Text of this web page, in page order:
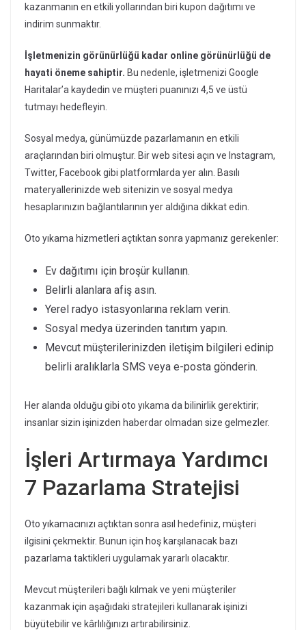
kazanmanın en etkili yollarından biri kupon dağıtımı ve
indirim sunmaktır.
İşletmenizin görünürlüğü kadar online görünürlüğü de
hayati öneme sahiptir. Bu nedenle, işletmenizi Google
Haritalar’a kaydedin ve müşteri puanınızı 4,5 ve üstü
tutmayı hedefleyin.
Sosyal medya, günümüzde pazarlamanın en etkili
araçlarından biri olmuştur. Bir web sitesi açın ve Instagram,
Twitter, Facebook gibi platformlarda yer alın. Basılı
materyallerinizde web sitenizin ve sosyal medya
hesaplarınızın bağlantılarının yer aldığına dikkat edin.
Oto yıkama hizmetleri açtıktan sonra yapmanız gerekenler:
Ev dağıtımı için broşür kullanın.
Belirli alanlara afiş asın.
Yerel radyo istasyonlarına reklam verin.
Sosyal medya üzerinden tanıtım yapın.
Mevcut müşterilerinizden iletişim bilgileri edinip
belirli aralıklarla SMS veya e-posta gönderin.
Her alanda olduğu gibi oto yıkama da bilinirlik gerektirir;
insanlar sizin işinizden haberdar olmadan size gelmezler.
İşleri Artırmaya Yardımcı
7 Pazarlama Stratejisi
Oto yıkamacınızı açtıktan sonra asıl hedefiniz, müşteri
ilgisini çekmektir. Bunun için hoş karşılanacak bazı
pazarlama taktikleri uygulamak yararlı olacaktır.
Mevcut müşterileri bağlı kılmak ve yeni müşteriler
kazanmak için aşağıdaki stratejileri kullanarak işinizi
büyütebilir ve kârlılığınızı artırabilirsiniz.